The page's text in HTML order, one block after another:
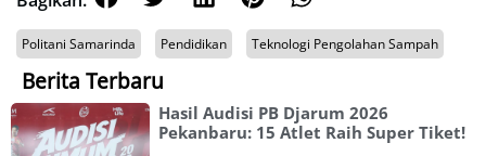
Politani Samarinda Pendidikan Teknologi Pengolahan Sampah
Berita Terbaru
Hasil Audisi PB Djarum 2026
Pekanbaru: 15 Atlet Raih Super Tiket!